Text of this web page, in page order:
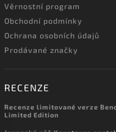
Věrnostní program
Obchodní podmínky
Ochrana osobních údajů
Prodávané značky
RECENZE
Recenze limitované verze
Limited Edition